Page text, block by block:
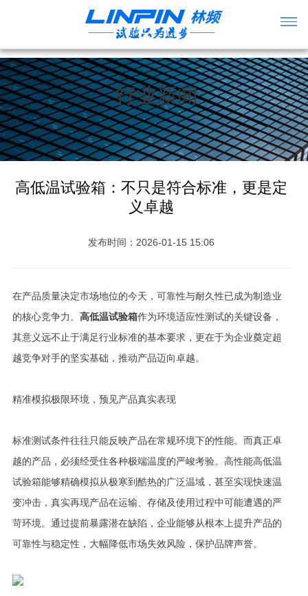
行业新闻
高低温试验箱：不只是符合标准，更是定
义卓越
发布时间：2026-01-15 15:06
在产品质量决定市场地位的今天，可靠性与耐久性已成为制造业
的核心竞争力。 高低温试验箱作为环境适应性测试的关键设备，
其意义远不止于满足行业标准的基本要求，更在于为企业奠定超
越竞争对手的坚实基础，推动产品迈向卓越。
精准模拟极限环境，预见产品真实表现
标准测试条件往往只能反映产品在常规环境下的性能。而真正卓
越的产品，必须经受住各种极端温度的严峻考验。高性能高低温
试验箱能够精确模拟从极寒到酷热的广泛温域，甚至实现快速温
变冲击，真实再现产品在运输、存储及使用过程中可能遭遇的严
苛环境。通过提前暴露潜在缺陷，企业能够从根本上提升产品的
可靠性与稳定性，大幅降低市场失效风险，保护品牌声誉。